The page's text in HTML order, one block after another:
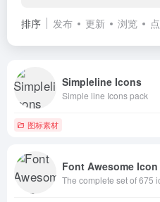
排序 发布 更新 浏览
Simpleline Icons
Simple line Icons pack
图标素材
Font Awesome Icon
The complete set of 675